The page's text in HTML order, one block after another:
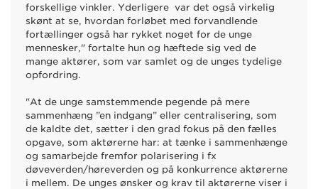
forskellige vinkler. Yderligere var det også virkelig
skønt at se, hvordan forløbet med forvandlende
fortællinger også har rykket noget for de unge
mennesker," fortalte hun og hæftede sig ved de
mange aktører, som var samlet og de unges tydelige
opfordring.
"At de unge samstemmende pegende på mere
sammenhæng ”en indgang” eller centralisering, som
de kaldte det, sætter i den grad fokus på den fælles
opgave, som aktørerne har: at tænke i sammenhænge
og samarbejde fremfor polarisering i fx
døveverden/høreverden og på konkurrence aktørerne
i mellem. De unges ønsker og krav til aktørerne viser i